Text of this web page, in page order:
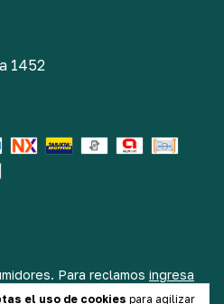
el uso de cookies para agilizar
1452
Para reclamos ingresa